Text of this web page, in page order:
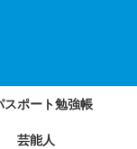
スポート勉強帳
芸能人